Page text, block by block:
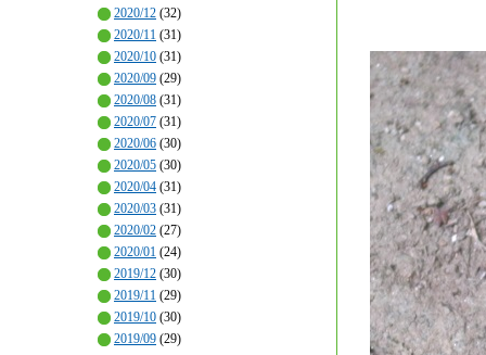
2020/12 (32)
2020/11 (31)
2020/10 (31)
2020/09 (29)
2020/08 (31)
2020/07 (31)
2020/06 (30)
2020/05 (30)
2020/04 (31)
2020/03 (31)
2020/02 (27)
2020/01 (24)
2019/12 (30)
2019/11 (29)
2019/10 (30)
2019/09 (29)